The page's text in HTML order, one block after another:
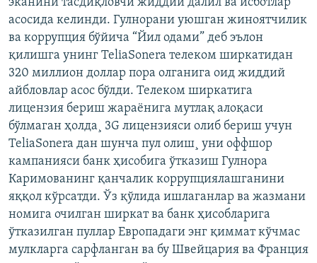
эканини тасдиқловчи жиддий далил ва исботлар
асосида келинди. Гулнорани уюшган жиноятчилик
ва коррупция бўйича “Йил одами” деб эълон
қилишга унинг TeliaSonera телеком ширкатидан
320 миллион доллар пора олганига оид жиддий
айбловлар асос бўлди. Телеком ширкатига
лицензия бериш жараëнига мутлақ алоқаси
бўлмаган ҳолда¸ 3G лицензияси олиб бериш учун
TeliaSonera дан шунча пул олиш¸ уни оффшор
кампанияси банк ҳисобига ўтказиш Гулнора
Каримованинг қанчалик коррупциялашганини
яққол кўрсатди. Ўз қўлида ишлаганлар ва жазмани
номига очилган ширкат ва банк ҳисобларига
ўтказилган пуллар Европадаги энг қиммат кўчмас
мулкларга сарфланган ва бу Швейцария ва Франция